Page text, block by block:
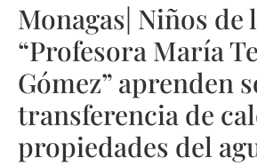
Monagas| Niños de
“Profesora María
Gómez” aprenden
transferencia de
propiedades del